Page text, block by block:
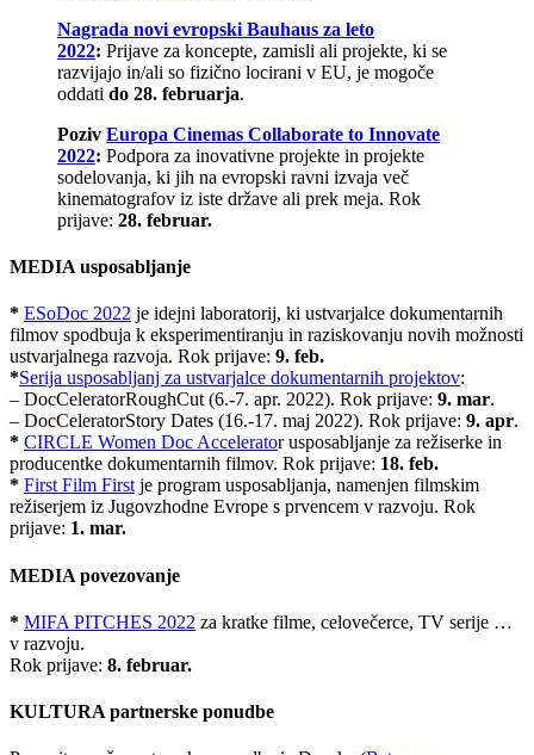
Nagrada novi evropski Bauhaus za leto
2022: Prijave za koncepte, zamisli ali projekte, ki se
razvijajo in/ali so fizično locirani v EU, je mogoče
oddati do 28. februarja.
Poziv Europa Cinemas Collaborate to Innovate
2022: Podpora za inovativne projekte in projekte
sodelovanja, ki jih na evropski ravni izvaja več
kinematografov iz iste države ali prek meja. Rok
prijave: 28. februar.
MEDIA usposabljanje
* ESoDoc 2022 je idejni laboratorij, ki ustvarjalce dokumentarnih
filmov spodbuja k eksperimentiranju in raziskovanju novih možnosti
ustvarjalnega razvoja. Rok prijave: 9. feb.
*Serija usposabljanj za ustvarjalce dokumentarnih projektov:
– DocCeleratorRoughCut (6.-7. apr. 2022). Rok prijave: 9. mar.
– DocCeleratorStory Dates (16.-17. maj 2022). Rok prijave: 9. apr.
* CIRCLE Women Doc Accelerator usposabljanje za režiserke in
producentke dokumentarnih filmov. Rok prijave: 18. feb.
* First Film First je program usposabljanja, namenjen filmskim
režiserjem iz Jugovzhodne Evrope s prvencem v razvoju. Rok
prijave: 1. mar.
MEDIA povezovanje
* MIFA PITCHES 2022 za kratke filme, celovečerce, TV serije …
v razvoju.
Rok prijave: 8. februar.
KULTURA partnerske ponudbe